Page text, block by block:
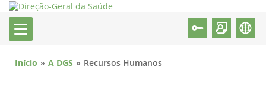
Início A DGS Recursos Humanos